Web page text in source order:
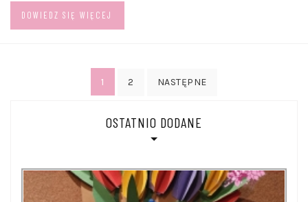
DOWIEDZ SIĘ WIĘCEJ
1 2 NASTĘPNE
OSTATNIO DODANE